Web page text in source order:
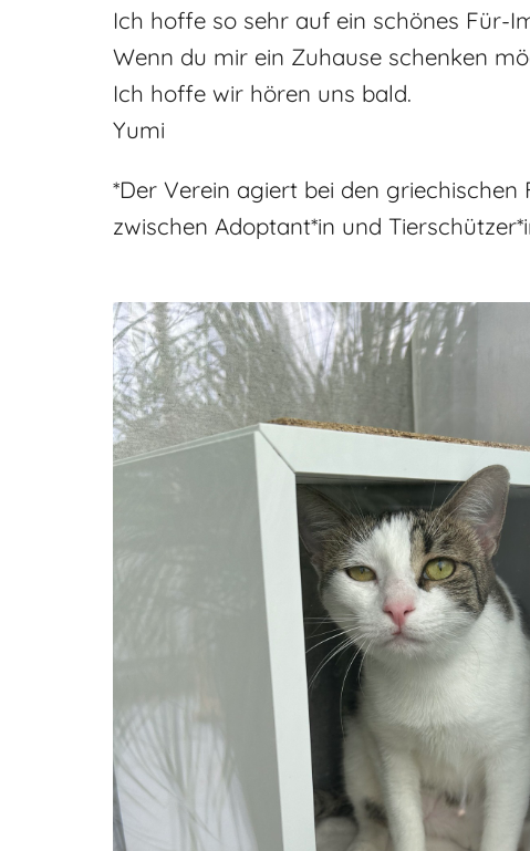
Ich hoffe so sehr auf ein schönes Für-
Wenn du mir ein Zuhause schenken
Ich hoffe wir hören uns bald.
Yumi
*Der Verein agiert bei den
zwischen Adoptant*in und